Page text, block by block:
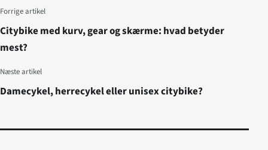
Forrige artikel
Citybike med kurv, gear og skærme: hvad betyder
mest?
Næste artikel
Damecykel, herrecykel eller unisex citybike?